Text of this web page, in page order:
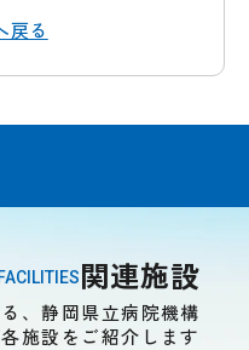
戻る
関連施設
、静岡県立病院機構
施設をご紹介します